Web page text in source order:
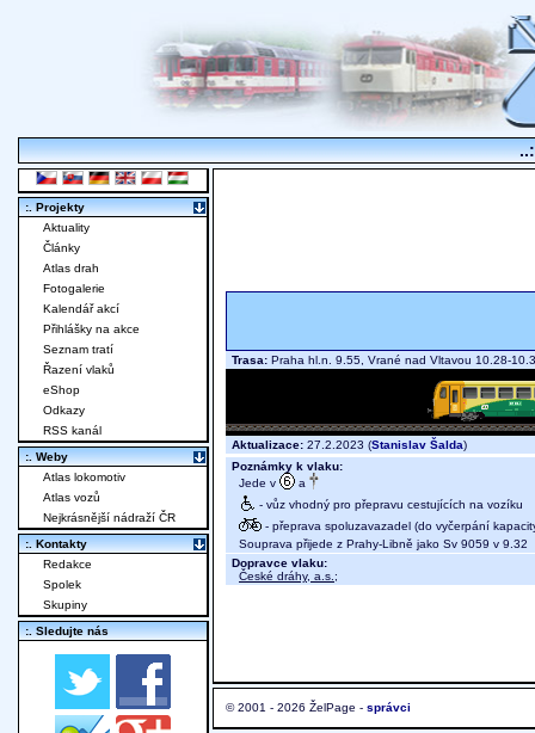
Trasa: Praha hl.n. 9.55, Vrané nad Vltavou 10.28-
Aktualizace: 27.2.2023 (Stanislav Šalda)
Poznámky k vlaku:
Jede v
a
- vůz vhodný pro přepravu cestujících na vozíku
- přeprava spoluzavazadel (do vyčerpání
Souprava přijede z Prahy-Libně jako Sv 9059 v 9.32
Dopravce vlaku:
České dráhy, a.s. ;
© 2001 - 2026 ŽelPage - správci
:. Projekty
Aktuality
Články
Atlas drah
Fotogalerie
Kalendář akcí
Přihlášky na akce
Seznam tratí
Řazení vlaků
eShop
Odkazy
RSS kanál
:. Weby
Atlas lokomotiv
Atlas vozů
Nejkrásnější nádraží ČR
:. Kontakty
Redakce
Spolek
Skupiny
:. Sledujte nás